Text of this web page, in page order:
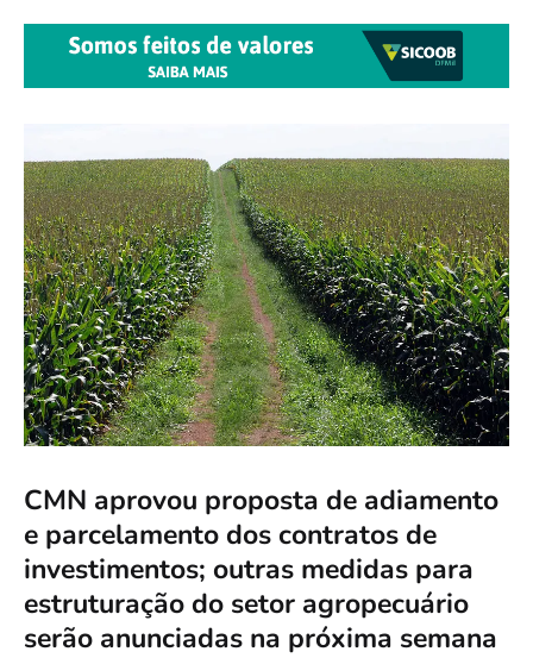
CMN aprovou proposta de adiamento
e parcelamento dos contratos de
investimentos; outras medidas para
estruturação do setor agropecuário
serão anunciadas na próxima semana